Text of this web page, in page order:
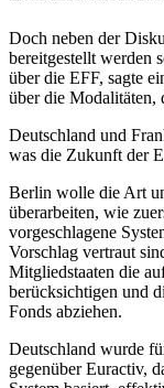
Doch neben der
bereitgestellt werden
über die EFF, sagte
über die Modalitäten,
Deutschland und
was die Zukunft der
Berlin wolle die Art
überarbeiten, wie
vorgeschlagene
Vorschlag vertraut
Mitgliedstaaten die
berücksichtigen und
Fonds abziehen.
Deutschland wurde
gegenüber Euractiv,